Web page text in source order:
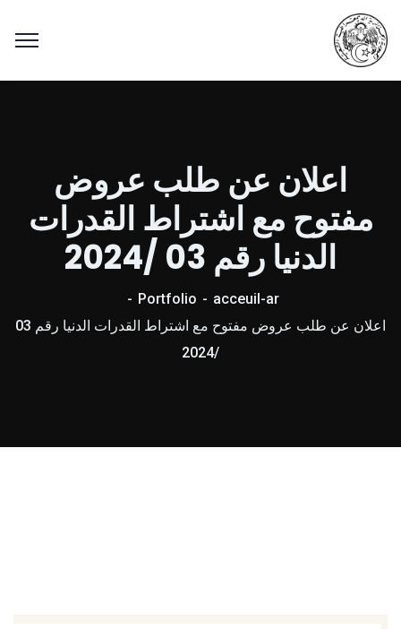
اعلان عن طلب عروض
مفتوح مع اشتراط القدرات
الدنيا رقم 03 /2024
acceuil-ar
Portfolio
اعلان عن طلب عروض مفتوح مع اشتراط القدرات الدنيا رقم 03
/2024